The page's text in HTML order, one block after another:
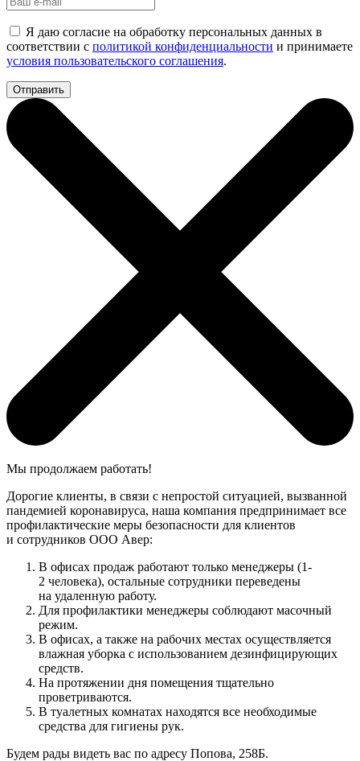
Я даю согласие на обработку персональных данных в
соответствии с политикой конфиденциальности и принимаете
условия пользовательского соглашения.
Мы продолжаем работать!
Дорогие клиенты, в связи с непростой ситуацией, вызванной
пандемией коронавируса, наша компания предпринимает все
профилактические меры безопасности для клиентов
и сотрудников ООО Авер:
В офисах продаж работают только менеджеры (1-
2 человека), остальные сотрудники переведены
на удаленную работу.
Для профилактики менеджеры соблюдают масочный
режим.
В офисах, а также на рабочих местах осуществляется
влажная уборка с использованием дезинфицирующих
средств.
На протяжении дня помещения тщательно
проветриваются.
В туалетных комнатах находятся все необходимые
средства для гигиены рук.
Будем рады видеть вас по адресу Попова, 258Б.